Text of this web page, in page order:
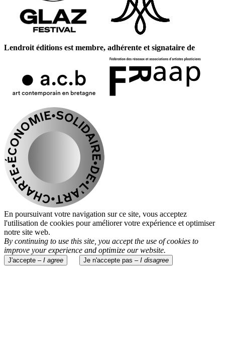
Lendroit éditions est membre, adhérente et signataire de
En poursuivant votre navigation sur ce site, vous acceptez
l'utilisation de cookies pour améliorer votre expérience et optimiser
notre site web.
By continuing to use this site, you accept the use of cookies to
improve your experience and optimize our website.
J'accepte – I agree Je n'accepte pas – I disagree